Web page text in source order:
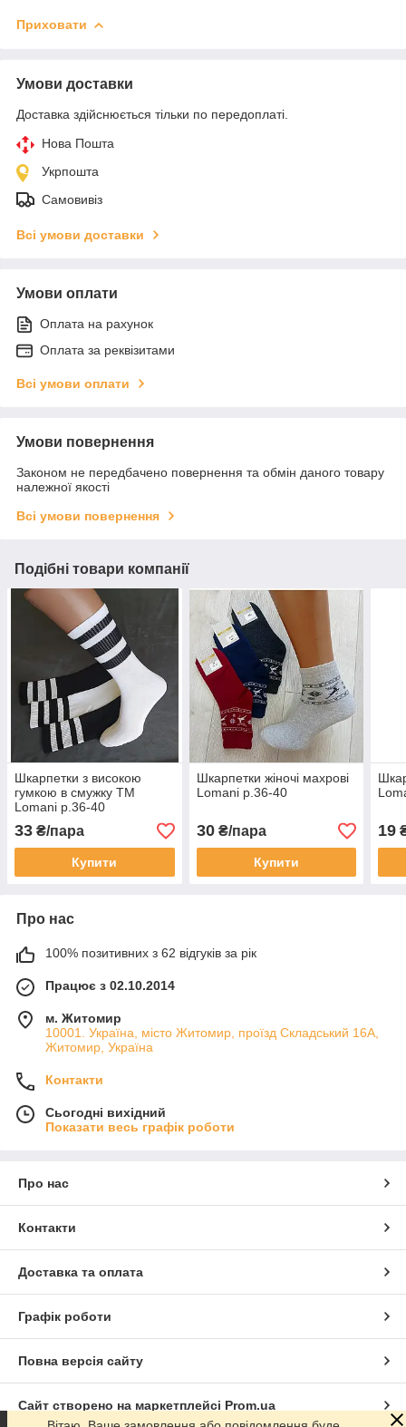
Приховати
Умови доставки
Доставка здійснюється тільки по передоплаті.
Нова Пошта
Укрпошта
Самовивіз
Всі умови доставки
Умови оплати
Оплата на рахунок
Оплата за реквізитами
Всі умови оплати
Умови повернення
Законом не передбачено повернення та обмін даного товару
належної якості
Всі умови повернення
Подібні товари компанії
Шкарпетки з високою
гумкою в смужку ТМ
Lomani р.36-40
33 ₴/пара
Купити
Шкарпетки жіночі махрові
Lomani р.36-40
30₴/пара
Купити
19
Про нас
100% позитивних з 62 відгуків за рік
Працює з 02.10.2014
м. Житомир
10001. Україна, місто Житомир, проїзд Складський 16А,
Житомир, Україна
Контакти
Сьогодні вихідний
Показати весь графік роботи
Про нас
Контакти
Доставка та оплата
Графік роботи
Повна версія сайту
Сайт створено на маркетплейсі Prom.ua